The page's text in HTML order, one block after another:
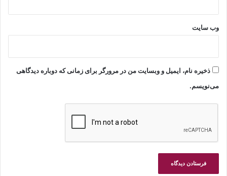
وب‌ سایت
ذخیره نام، ایمیل و وبسایت من در مرورگر برای زمانی که دوباره دیدگاهی
می‌نویسم.